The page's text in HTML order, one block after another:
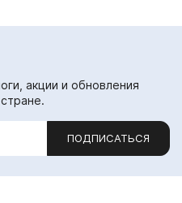
акции и обновления
ПОДПИСАТЬСЯ